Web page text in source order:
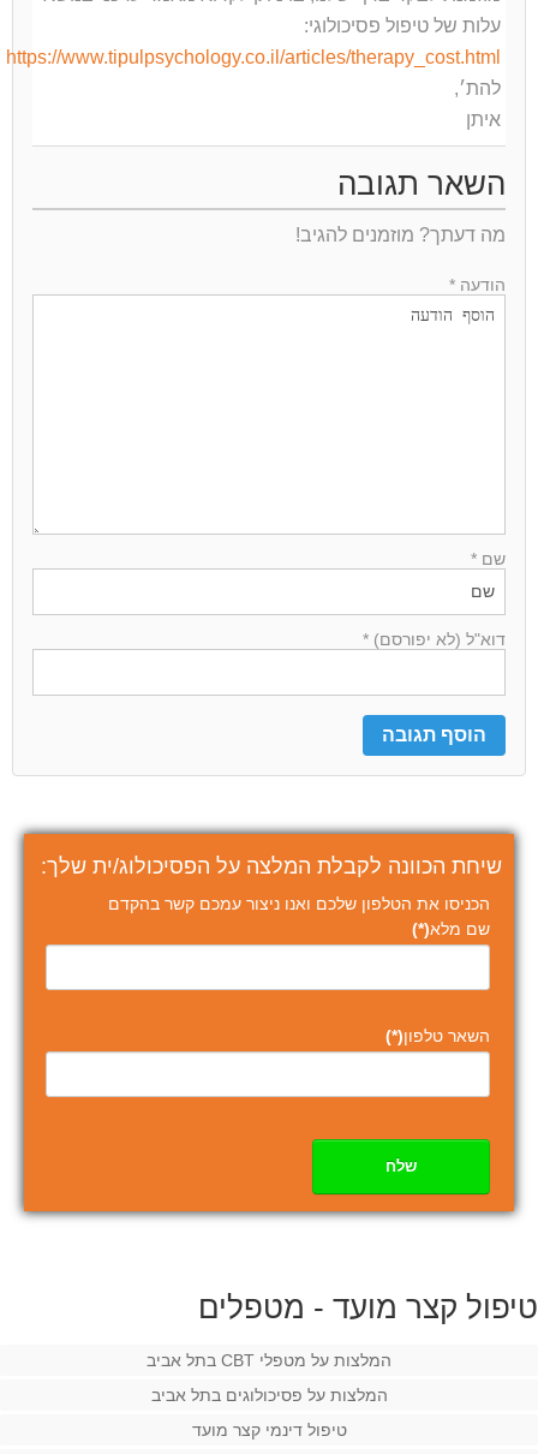
עלות של טיפול פסיכולוגי:
https://www.tipulpsychology.co.il/articles/therapy_cost.html
להת׳,
איתן
השאר תגובה
מה דעתך? מוזמנים להגיב!
הודעה *
שם *
דוא"ל (לא יפורסם) *
שיחת הכוונה לקבלת המלצה על הפסיכולוג/ית שלך:
הכניסו את הטלפון שלכם ואנו ניצור עמכם קשר בהקדם
שם מלא(*)
השאר טלפון(*)
שלח
טיפול קצר מועד - מטפלים
המלצות על מטפלי CBT בתל אביב
המלצות על פסיכולוגים בתל אביב
טיפול דינמי קצר מועד